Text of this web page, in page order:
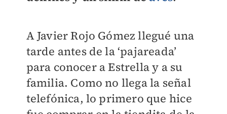
A Javier Rojo Gómez llegué una
tarde antes de la ‘pajareada’
para conocer a Estrella y a su
familia. Como no llega la señal
telefónica, lo primero que hice